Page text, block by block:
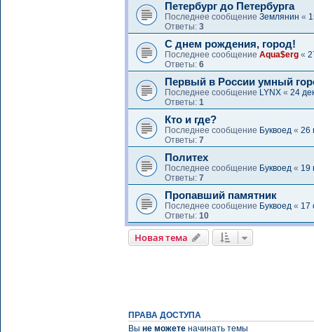
Петербург до Петербурга
Последнее сообщение Землянин «
Ответы: 3
С днем рождения, город!
Последнее сообщение Aqua$erg «
Ответы: 6
Первый в России умный
Последнее сообщение LYNX « 24
Ответы: 1
Кто и где?
Последнее сообщение Буквоед « 26
Ответы: 7
Политех
Последнее сообщение Буквоед « 19
Ответы: 7
Пропавший памятник
Последнее сообщение Буквоед « 17
Ответы: 10
Новая тема
ПРАВА ДОСТУПА
Вы не можете начинать темы